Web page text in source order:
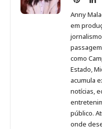
no
Anny
em
como
Estado,
acumula
notícias,
público.
onde